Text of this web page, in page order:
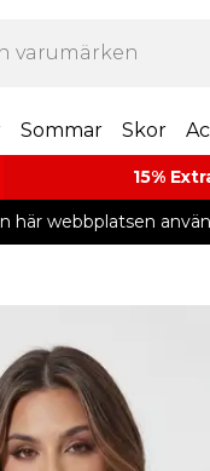
Sommar Skor
15%
här webbplatsen